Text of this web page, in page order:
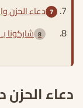
دعاء الحزن
شاركونا
دعاء